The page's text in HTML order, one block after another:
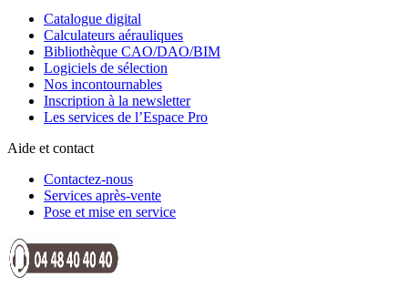
Catalogue digital
Calculateurs aérauliques
Bibliothèque CAO/DAO/BIM
Logiciels de sélection
Nos incontournables
Inscription à la newsletter
Les services de l’Espace Pro
Aide et contact
Contactez-nous
Services après-vente
Pose et mise en service